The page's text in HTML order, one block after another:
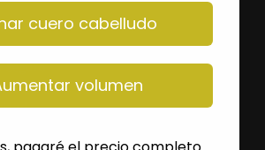
Seguro
cuero cabelludo
volumen